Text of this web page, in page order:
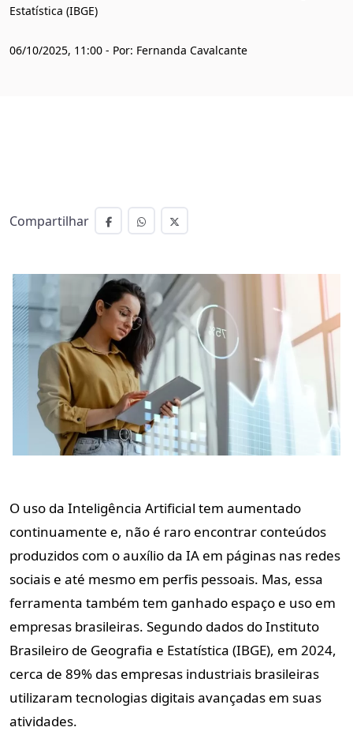
Estatística (IBGE)
06/10/2025, 11:00 - Por: Fernanda Cavalcante
Compartilhar
O uso da Inteligência Artificial tem aumentado
continuamente e, não é raro encontrar conteúdos
produzidos com o auxílio da IA em páginas nas redes
sociais e até mesmo em perfis pessoais. Mas, essa
ferramenta também tem ganhado espaço e uso em
empresas brasileiras. Segundo dados do Instituto
Brasileiro de Geografia e Estatística (IBGE), em 2024,
cerca de 89% das empresas industriais brasileiras
utilizaram tecnologias digitais avançadas em suas
atividades.